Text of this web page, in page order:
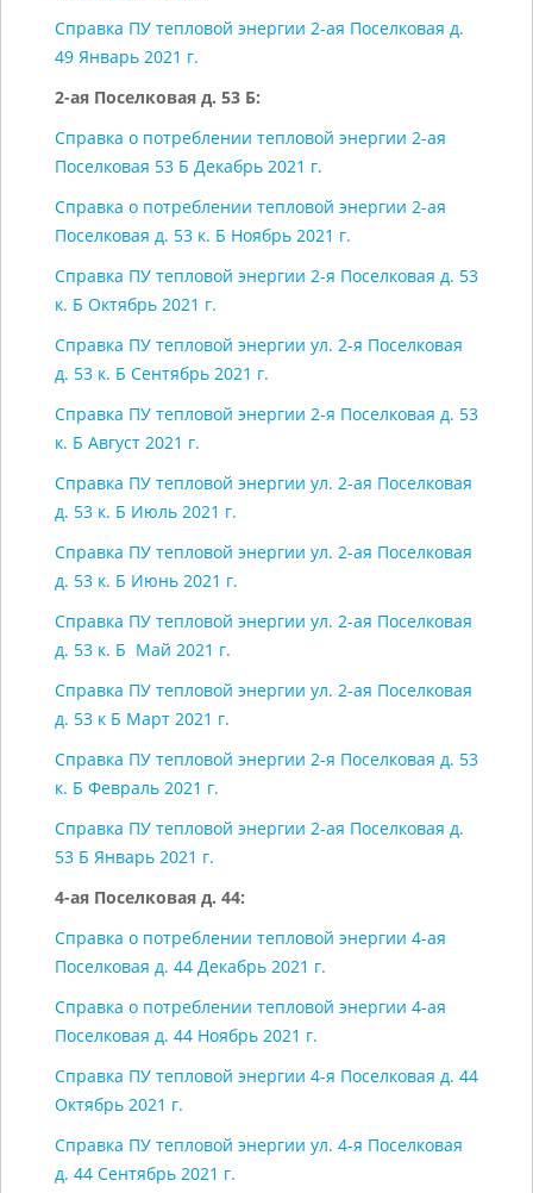
Справка ПУ тепловой энергии 2-ая Поселковая д.
49 Январь 2021 г.
2-ая Поселковая д. 53 Б:
Справка о потреблении тепловой энергии 2-ая
Поселковая 53 Б Декабрь 2021 г.
Справка о потреблении тепловой энергии 2-ая
Поселковая д. 53 к. Б Ноябрь 2021 г.
Справка ПУ тепловой энергии 2-я Поселковая д. 53
к. Б Октябрь 2021 г.
Справка ПУ тепловой энергии ул. 2-я Поселковая
д. 53 к. Б Сентябрь 2021 г.
Справка ПУ тепловой энергии 2-я Поселковая д. 53
к. Б Август 2021 г.
Справка ПУ тепловой энергии ул. 2-ая Поселковая
д. 53 к. Б Июль 2021 г.
Справка ПУ тепловой энергии ул. 2-ая Поселковая
д. 53 к. Б Июнь 2021 г.
Справка ПУ тепловой энергии ул. 2-ая Поселковая
д. 53 к. Б Май 2021 г.
Справка ПУ тепловой энергии ул. 2-ая Поселковая
д. 53 к Б Март 2021 г.
Справка ПУ тепловой энергии 2-я Поселковая д. 53
к. Б Февраль 2021 г.
Справка ПУ тепловой энергии 2-ая Поселковая д.
53 Б Январь 2021 г.
4-ая Поселковая д. 44:
Справка о потреблении тепловой энергии 4-ая
Поселковая д. 44 Декабрь 2021 г.
Справка о потреблении тепловой энергии 4-ая
Поселковая д. 44 Ноябрь 2021 г.
Справка ПУ тепловой энергии 4-я Поселковая д. 44
Октябрь 2021 г.
Справка ПУ тепловой энергии ул. 4-я Поселковая
д. 44 Сентябрь 2021 г.